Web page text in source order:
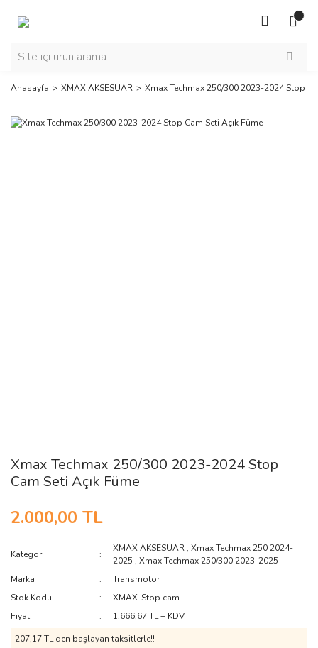
Anasayfa XMAX AKSESUAR Xmax Techmax 250/300 2023-2024 Stop
Xmax Techmax 250/300 2023-2024 Stop
Cam Seti Açık Füme
2.000,00 TL
Kategori
XMAX AKSESUAR ,Xmax Techmax 250 2024-
2025 ,Xmax Techmax 250/300 2023-2025
Marka
Transmotor
Stok Kodu
XMAX-Stop cam
Fiyat
1.666,67 TL + KDV
207,17 TL den başlayan taksitlerle!!